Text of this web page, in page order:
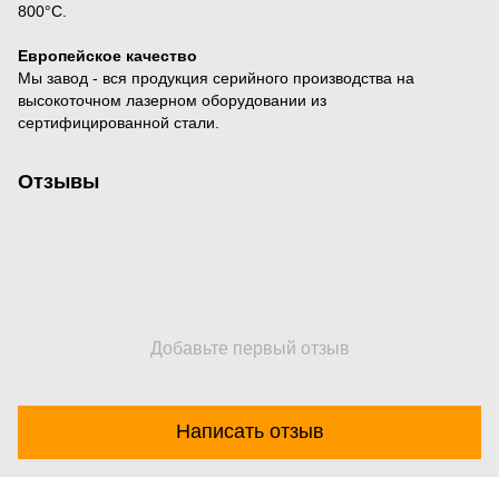
800°С.
Европейское качество
Мы завод - вся продукция серийного производства на
высокоточном лазерном оборудовании из
сертифицированной стали.
Отзывы
Добавьте первый отзыв
Написать отзыв